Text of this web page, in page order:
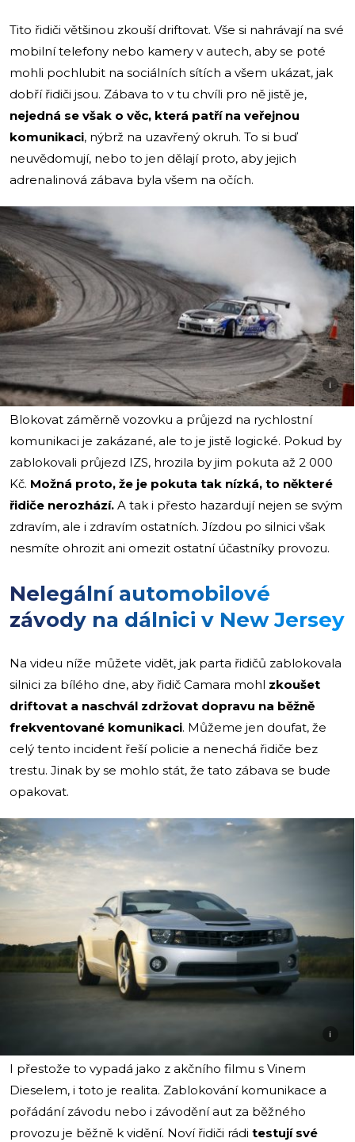
Tito řidiči většinou zkouší driftovat. Vše si nahrávají na své
mobilní telefony nebo kamery v autech, aby se poté
mohli pochlubit na sociálních sítích a všem ukázat, jak
dobří řidiči jsou. Zábava to v tu chvíli pro ně jistě je,
nejedná se však o věc, která patří na veřejnou
komunikaci, nýbrž na uzavřený okruh. To si buď
neuvědomují, nebo to jen dělají proto, aby jejich
adrenalinová zábava byla všem na očích.
i
Blokovat záměrně vozovku a průjezd na rychlostní
komunikaci je zakázané, ale to je jistě logické. Pokud by
zablokovali průjezd IZS, hrozila by jim pokuta až 2 000
Kč. Možná proto, že je pokuta tak nízká, to některé
řidiče nerozhází. A tak i přesto hazardují nejen se svým
zdravím, ale i zdravím ostatních. Jízdou po silnici však
nesmíte ohrozit ani omezit ostatní účastníky provozu.
Nelegální automobilové
závody na dálnici v New Jersey
Na videu níže můžete vidět, jak parta řidičů zablokovala
silnici za bílého dne, aby řidič Camara mohl zkoušet
driftovat a naschvál zdržovat dopravu na běžně
frekventované komunikaci. Můžeme jen doufat, že
celý tento incident řeší policie a nenechá řidiče bez
trestu. Jinak by se mohlo stát, že tato zábava se bude
opakovat.
i
I přestože to vypadá jako z akčního filmu s Vinem
Dieselem, i toto je realita. Zablokování komunikace a
pořádání závodu nebo i závodění aut za běžného
provozu je běžně k vidění. Noví řidiči rádi testují své